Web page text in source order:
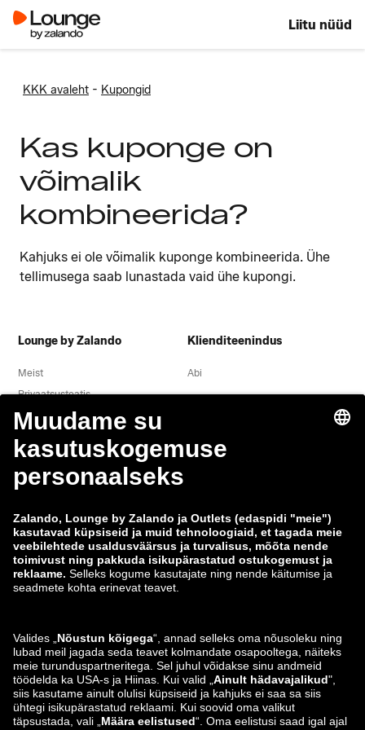
Liitu nüüd
KKK avaleht - Kupongid
Kas kuponge on
võimalik
kombineerida?
Kahjuks ei ole võimalik kuponge kombineerida. Ühe
tellimusega saab lunastada vaid ühe kupongi.
Lounge by Zalando
Meist
Privaatsusteatis
Õigusteave
Tingimused
Taganemine
Töökohad
Teavita haavatavusest
Tooteohutus
Klienditeenindus
Abi
Zalando Grupp
ABOUT YOU
Makseviisid
Leiad meid ka siit Saatmis- ja tarnepartner